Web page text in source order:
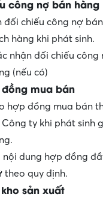
công nợ bán hàng
đối chiếu công nợ
hàng khi phát sinh.
nhận đối chiếu công
(nếu có)
mua bán
hợp đồng mua bán
Công ty khi phát sinh
dung hợp đồng
theo quy định.
sản xuất